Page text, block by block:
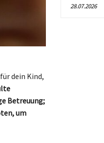
dein Kind,
Betreuung;
um
28.07.2026